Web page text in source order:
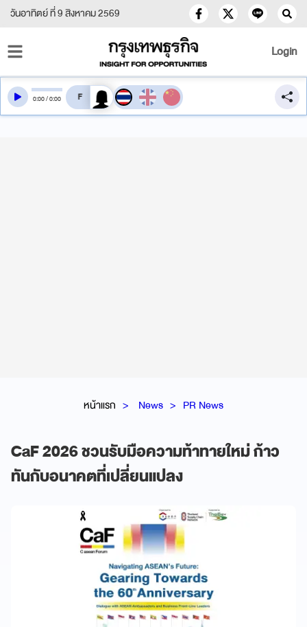
วันอาทิตย์ ที่ 9 สิงหาคม 2569
Login
หน้าแรก News PR News
CaF 2026 ชวนรับมือความท้าทายใหม่ ก้าว
ทันกับอนาคตที่เปลี่ยนแปลง
0:00/0:00 สลับเสียงอ่าน